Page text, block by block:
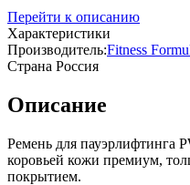
Перейти к описанию
Характеристики
Производитель:Fitness
Страна Россия
Описание
Ремень для пауэрлифтинга
коровьей кожи премиум,
покрытием.